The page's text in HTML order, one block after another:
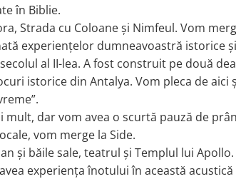
în Biblie.
Strada cu Coloane și Nimfeul. Vom
experiențelor dumneavoastră istorice
al II-lea. A fost construit pe două
istorice din Antalya. Vom pleca de aici
mult, dar vom avea o scurtă pauză de
vom merge la Side.
și băile sale, teatrul și Templul lui
experiența înotului în această acustică